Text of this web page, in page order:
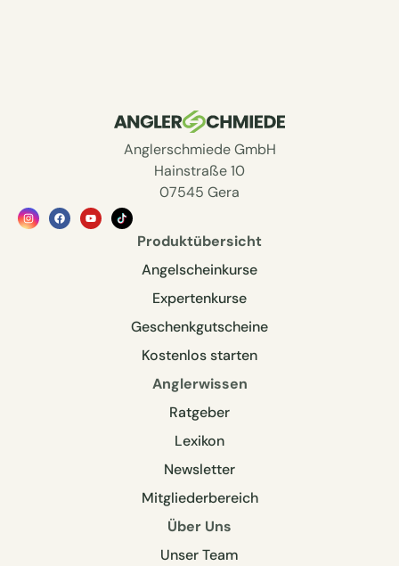
Anglerschmiede GmbH
Hainstraße 10
07545 Gera
Produktübersicht
Angelscheinkurse
Expertenkurse
Geschenkgutscheine
Kostenlos starten
Anglerwissen
Ratgeber
Lexikon
Newsletter
Mitgliederbereich
Über Uns
Unser Team